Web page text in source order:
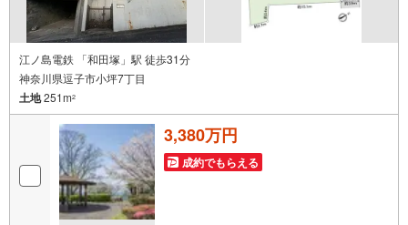
江ノ島電鉄 「和田塚」駅 徒歩31分
神奈川県逗子市小坪7丁目
土地251m2
3,380万円
成約でもらえる